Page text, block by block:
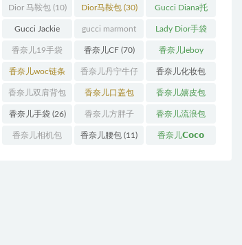
(70)
Dior 马鞍包(10) Dior马鞍包(30) Gucci Diana托
特包(11)
Gucci Jackie
(11)
gucci marmont
系列(19)
Lady Dior手袋
(51)
香奈儿19手袋
(27)
香奈儿CF(70) 香奈儿leboy
(13)
香奈儿woc链条
包 (11)
香奈儿丹宁牛仔
(12)
香奈儿化妆包
(13)
香奈儿双肩背包
(13)
香奈儿口盖包
(55)
香奈儿嬉皮包
(10)
香奈儿手袋(26) 香奈儿方胖子
(11)
香奈儿流浪包
(10)
香奈儿相机包 香奈儿腰包 (11) 香奈儿𝗖𝗼𝗰𝗼